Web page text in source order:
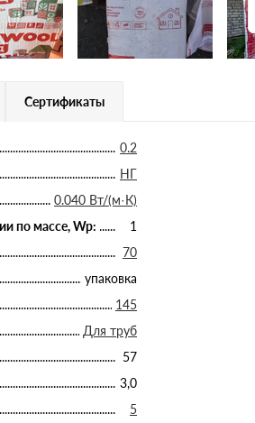
Сертификаты
0.2
НГ
0.040 Вт/(м·К)
по массе, Wp:
1
70
упаковка
145
Для труб
57
3,0
5